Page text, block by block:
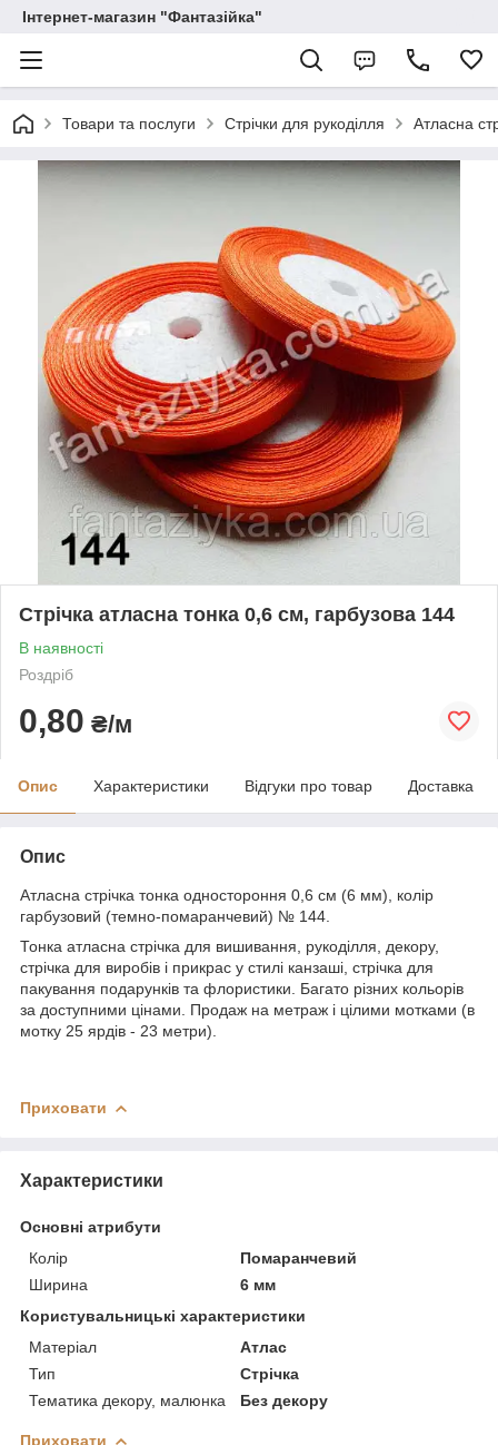
Інтернет-магазин "Фантазійка"
Товари та послуги Стрічки для рукоділля Атласна
Стрічка атласна тонка 0,6 см, гарбузова 144
В наявності
Роздріб
0,80 ₴/м
Опис Характеристики Відгуки про товар Доставка
Опис
Атласна стрічка тонка одностороння 0,6 см (6 мм), колір
гарбузовий (темно-помаранчевий) № 144.
Тонка атласна стрічка для вишивання, рукоділля, декору,
стрічка для виробів і прикрас у стилі канзаші, стрічка для
пакування подарунків та флористики. Багато різних кольорів
за доступними цінами. Продаж на метраж і цілими мотками (в
мотку 25 ярдів - 23 метри).
Приховати
Характеристики
Основні атрибути
Колір
Помаранчевий
Ширина
6 мм
Користувальницькі характеристики
Матеріал
Атлас
Тип
Стрічка
Тематика декору, малюнка
Без декору
Приховати